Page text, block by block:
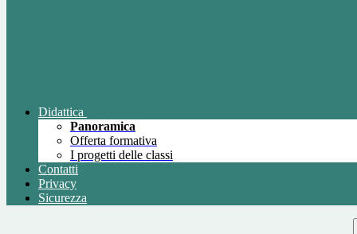
Didattica
Panoramica
Offerta formativa
I progetti delle classi
Contatti
Privacy
Sicurezza